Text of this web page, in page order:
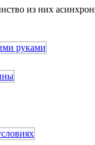
из них